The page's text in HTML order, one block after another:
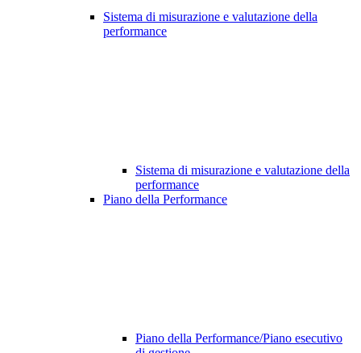
Sistema di misurazione e valutazione della
performance
Sistema di misurazione e valutazione della
performance
Piano della Performance
Piano della Performance/Piano esecutivo